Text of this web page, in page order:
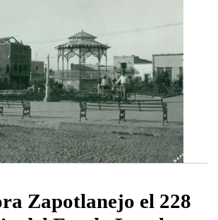
Zapotlanejo el 228